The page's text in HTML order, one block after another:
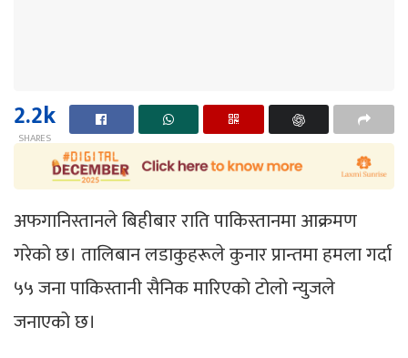
2.2k
SHARES
अफगानिस्तानले बिहीबार राति पाकिस्तानमा आक्रमण
गरेको छ। तालिबान लडाकुहरूले कुनार प्रान्तमा हमला गर्दा
५५ जना पाकिस्तानी सैनिक मारिएको टोलो न्युजले
जनाएको छ।